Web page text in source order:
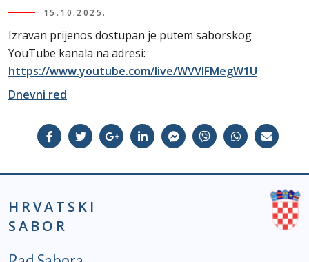
15.10.2025.
Izravan prijenos dostupan je putem saborskog
YouTube kanala na adresi:
https://www.youtube.com/live/WVVlFMegW1U
Dnevni red
HRVATSKI
SABOR